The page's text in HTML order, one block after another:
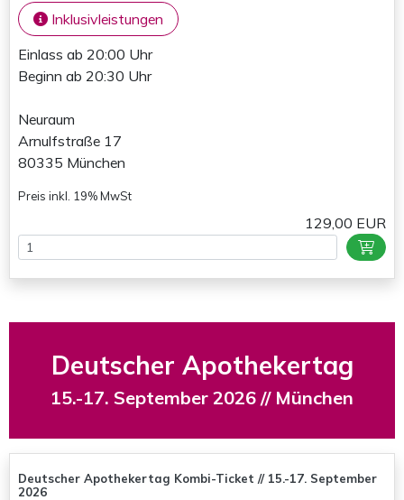
Inklusivleistungen
Einlass ab 20:00 Uhr
Beginn ab 20:30 Uhr
Neuraum
Arnulfstraße 17
80335 München
Preis inkl. 19% MwSt
129,00 EUR
Deutscher Apothekertag
15.-17. September 2026 // München
Deutscher Apothekertag Kombi-Ticket // 15.-17. September
2026